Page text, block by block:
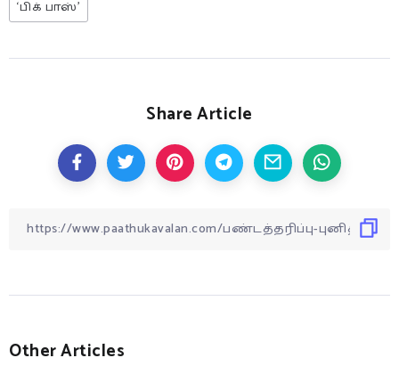
‘பிக் பாஸ்’
Share Article
Other Articles